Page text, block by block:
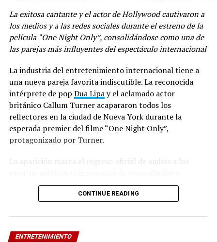
RELATED TOPICS: DE LA GHETTO
GZ
LO NUEVO DE DE LA GHETTO
MÚSICA
MÚSICA URBANA
PUERTO RICO
VENEZUELA
UP NEXT
Sexo y amor en su máximo nivel”
La exitosa cantante y el actor de Hollywood cautivaron a
los medios y a las redes sociales durante el estreno de la
película “One Night Only”, consolidándose como una de
las parejas más influyentes del espectáculo internacional
La industria del entretenimiento internacional tiene a
una nueva pareja favorita indiscutible. La reconocida
intérprete de pop Dua Lipay el aclamado actor
británico Callum Turner acapararon todos los
reflectores en la ciudad de Nueva York durante la
esperada premier del filme “One Night Only”,
protagonizado por Turner.
La aparición marca el regreso oficial de ambos a los
celebración en torno a su enlace matrimonial, el cual se
mantuvo en el centro de atención mediática por su
cámaras, la pareja derrochó complicidad, elegancia y
muestras de afecto ante la prensa apostada en la
CONTINUE READING
ENTRETENIMIENTO